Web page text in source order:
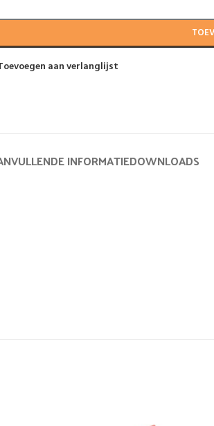
aan verlanglijst
INFORMATIEDOWNLOADS